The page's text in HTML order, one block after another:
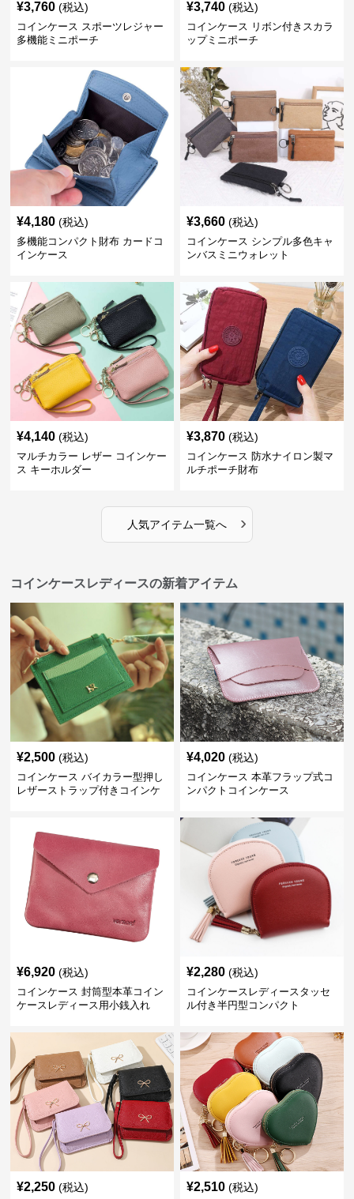
¥3,760 (税込)
コインケース スポーツレジャー
多機能ミニポーチ
¥3,740 (税込)
コインケース リボン付きスカラ
ップミニポーチ
¥4,180 (税込)
多機能コンパクト財布 カードコ
インケース
¥3,660 (税込)
コインケース シンプル多色キャ
ンバスミニウォレット
¥4,140 (税込)
マルチカラー レザー コインケー
ス キーホルダー
¥3,870 (税込)
コインケース 防水ナイロン製マ
ルチポーチ財布
人気アイテム一覧へ ›
コインケースレディースの新着アイテム
¥2,500 (税込)
コインケース バイカラー型押し
レザーストラップ付きコインケ
¥4,020 (税込)
コインケース 本革フラップ式コ
ンパクトコインケース
¥6,920 (税込)
コインケース 封筒型本革コイン
ケースレディース用小銭入れ
¥2,280 (税込)
コインケースレディースタッセ
ル付き半円型コンパクト
¥2,250 (税込) ¥2,510 (税込)